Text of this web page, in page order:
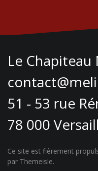
Le
51 - 53 rue
78 000
Ce site est fièrement
par Themeisle.